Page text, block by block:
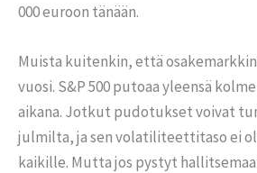
000 euroon tänään.
Muista kuitenkin, että
vuosi. S&P 500 putoaa yleensä
aikana. Jotkut pudotukset voivat
julmilta, ja sen volatiliteettitaso ei
kaikille. Mutta jos pystyt